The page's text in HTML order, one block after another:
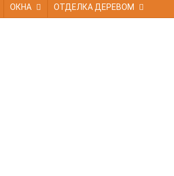
ОКНА ОТДЕЛКА ДЕРЕВОМ